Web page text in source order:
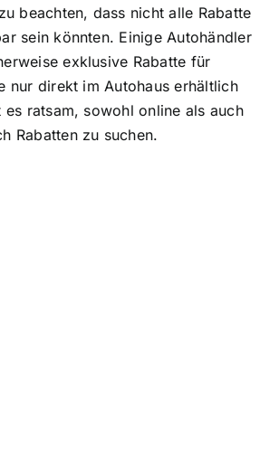
beachten, dass nicht alle Rabatte
sein könnten. Einige Autohändler
exklusive Rabatte für
nur direkt im Autohaus erhältlich
es ratsam, sowohl online als auch
Rabatten zu suchen.